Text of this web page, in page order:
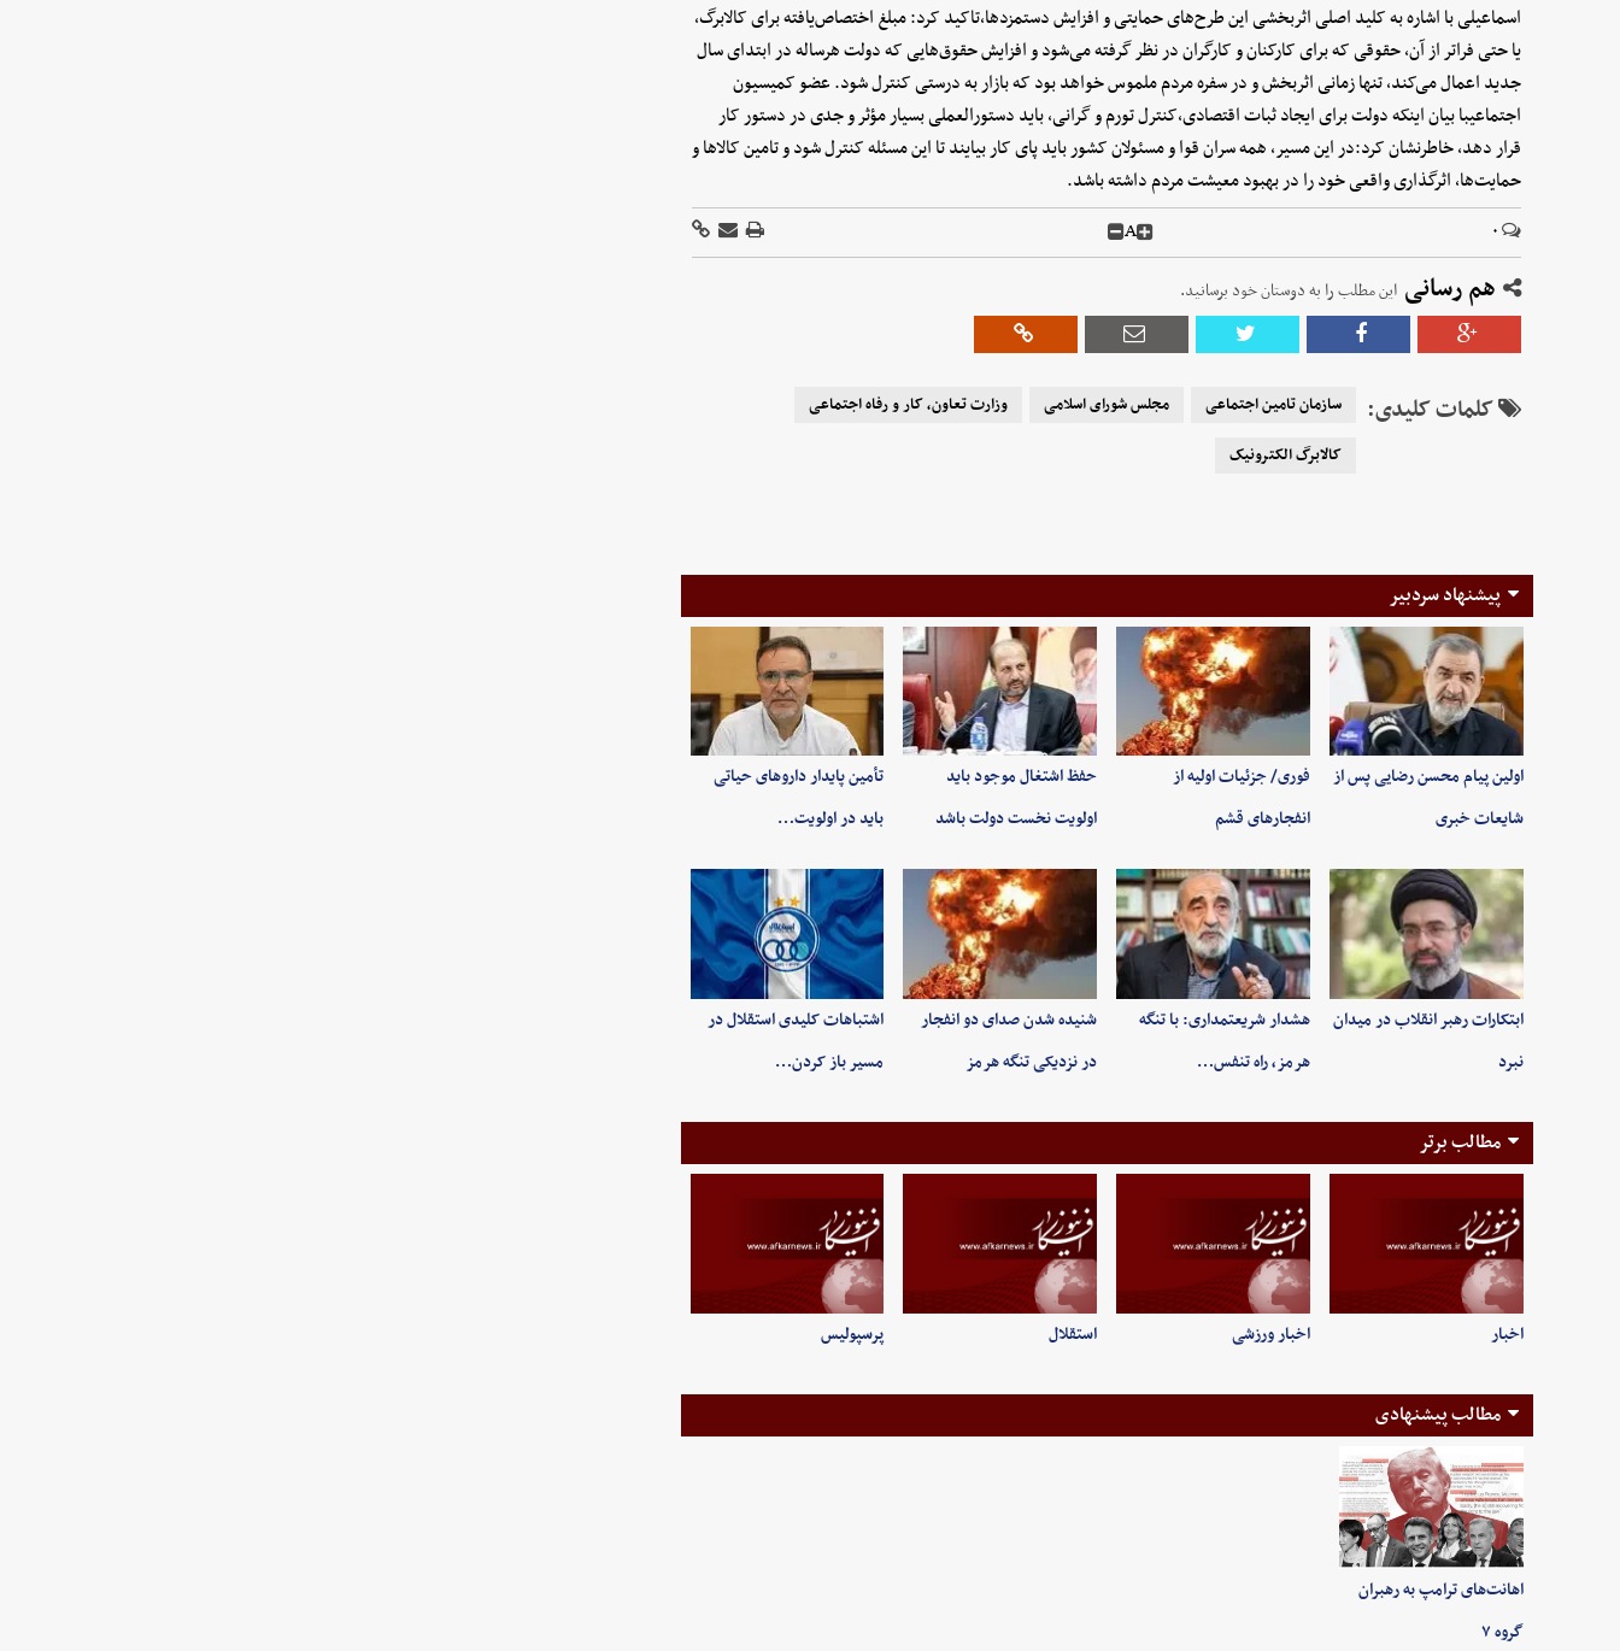
اسماعیلی با اشاره به کلید اصلی اثربخشی این طرح‌های حمایتی و افزایش دستمزدها،تاکید کرد: مبلغ اختصاص‌یافته برای کالابرگ،
یا حتی فراتر از آن، حقوقی که برای کارکنان و کارگران در نظر گرفته می‌شود و افزایش حقوق‌هایی که دولت هرساله در ابتدای سال
جدید اعمال می‌کند، تنها زمانی اثربخش و در سفره مردم ملموس خواهد بود که بازار به درستی کنترل شود. عضو کمیسیون
اجتماعیبا بیان اینکه دولت برای ایجاد ثبات اقتصادی،کنترل تورم و گرانی، باید دستورالعملی بسیار مؤثر و جدی در دستور کار
قرار دهد، خاطرنشان کرد:در این مسیر، همه سران قوا و مسئولان کشور باید پای کار بیایند تا این مسئله کنترل شود و تامین کالاها و
حمایت‌ها، اثرگذاری واقعی خود را در بهبود معیشت مردم داشته باشد.
۰ A
هم رسانی این مطلب را به دوستان خود برسانید.
کلمات کلیدی: سازمان تامین اجتماعی مجلس شورای اسلامی
وزارت تعاون، کار و رفاه اجتماعی
کالابرگ الکترونیک
پیشنهاد سردبیر
اولین پیام محسن رضایی پس از
شایعات خبری
فوری/ جزئیات اولیه از
انفجارهای قشم
حفظ اشتغال موجود باید
اولویت نخست دولت باشد
تأمین پایدار داروهای حیاتی
باید در اولویت…
ابتکارات رهبر انقلاب در میدان
نبرد
هشدار شریعتمداری: با تنگه
هرمز، راه تنفس…
شنیده شدن صدای دو انفجار
در نزدیکی تنگه هرمز
اشتباهات کلیدی استقلال در
مسیر باز کردن…
مطالب برتر
اخبار اخبار ورزشی استقلال پرسپولیس
مطالب پیشنهادی
اهانت‌های ترامپ به رهبران
گروه ۷